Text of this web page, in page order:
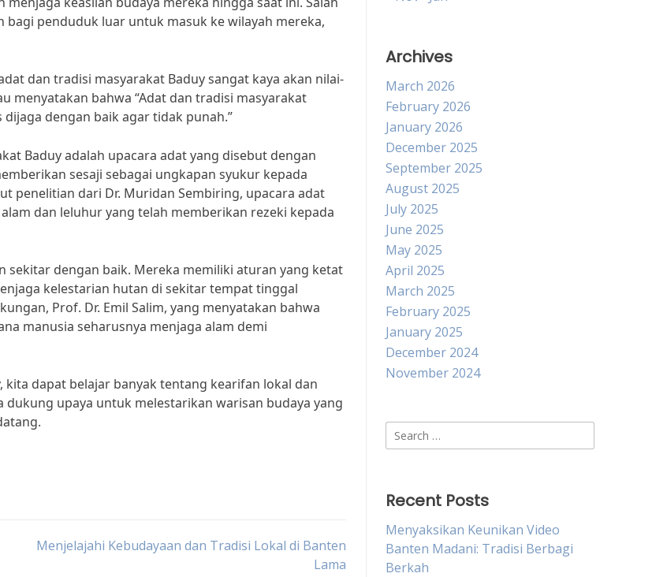
penduduk luar untuk masuk ke wilayah mereka,
dan tradisi masyarakat Baduy sangat kaya akan nilai-
menyatakan bahwa “Adat dan tradisi masyarakat
dengan baik agar tidak punah.”
Baduy adalah upacara adat yang disebut dengan
sesaji sebagai ungkapan syukur kepada
penelitian dari Dr. Muridan Sembiring, upacara adat
dan leluhur yang telah memberikan rezeki kepada
sekitar dengan baik. Mereka memiliki aturan yang ketat
kelestarian hutan di sekitar tempat tinggal
Prof. Dr. Emil Salim, yang menyatakan bahwa
manusia seharusnya menjaga alam demi
dapat belajar banyak tentang kearifan lokal dan
upaya untuk melestarikan warisan budaya yang
Menjelajahi Kebudayaan dan Tradisi Lokal di Banten
Lama
Archives
March 2026
February 2026
January 2026
December 2025
September 2025
August 2025
July 2025
June 2025
May 2025
April 2025
March 2025
February 2025
January 2025
December 2024
November 2024
Search
for:
Recent Posts
Menyaksikan Keunikan Video
Banten Madani: Tradisi Berbagi
Berkah